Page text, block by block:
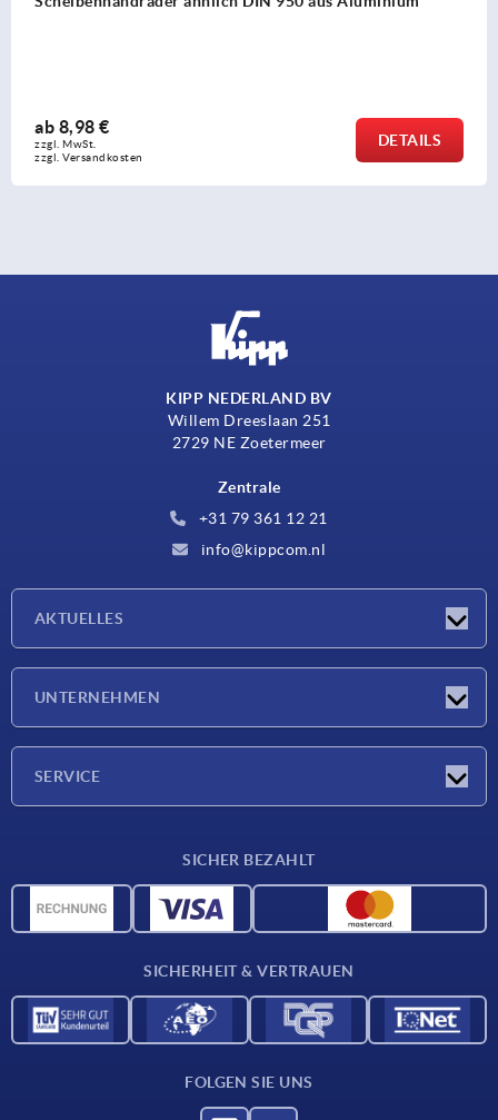
ab
zzgl. MwSt.
zzgl. Versandkosten
DETAILS
KIPP NEDERLAND BV
Willem Dreeslaan 251
2729 NE Zoetermeer
Zentrale
+31 79 361 12 21
info@kippcom.nl
AKTUELLES
UNTERNEHMEN
SERVICE
CAD-Daten
SICHER BEZAHLT
SICHERHEIT & VERTRAUEN
FOLGEN SIE UNS